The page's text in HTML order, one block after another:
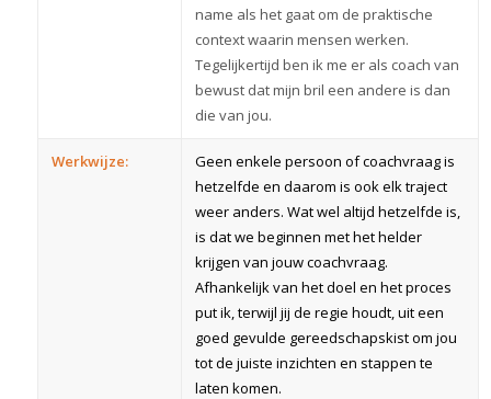
name als het gaat om de praktische
context waarin mensen werken.
Tegelijkertijd ben ik me er als coach van
bewust dat mijn bril een andere is dan
die van jou.
Werkwijze:
Geen enkele persoon of coachvraag is
hetzelfde en daarom is ook elk traject
weer anders. Wat wel altijd hetzelfde is,
is dat we beginnen met het helder
krijgen van jouw coachvraag.
Afhankelijk van het doel en het proces
put ik, terwijl jij de regie houdt, uit een
goed gevulde gereedschapskist om jou
tot de juiste inzichten en stappen te
laten komen.